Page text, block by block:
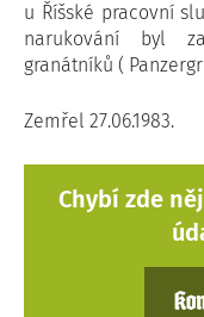
u Říšské pracovní
narukování byl
granátníků (
Zemřel 27.06.1983.
Chybí zde